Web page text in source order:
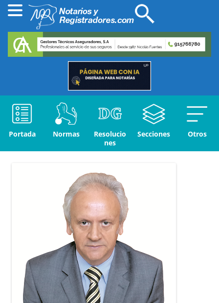
Portada Normas
Resolucio
nes
Secciones Otros